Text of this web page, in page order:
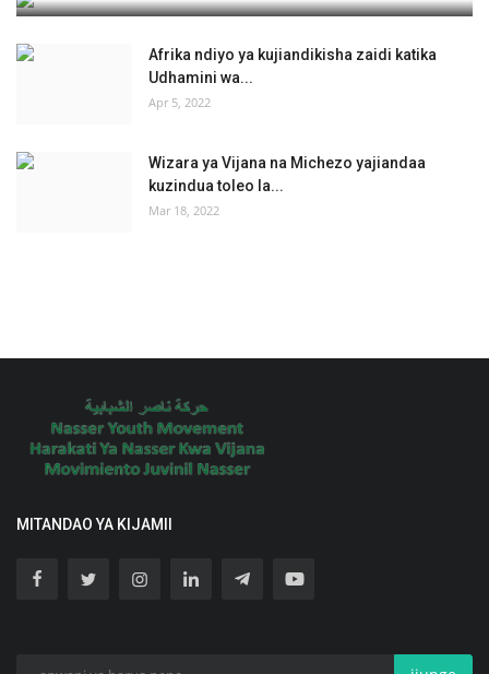
Afrika ndiyo ya kujiandikisha zaidi katika
Udhamini wa...
Apr 5, 2022
Wizara ya Vijana na Michezo yajiandaa
kuzindua toleo la...
Mar 18, 2022
MITANDAO YA KIJAMII